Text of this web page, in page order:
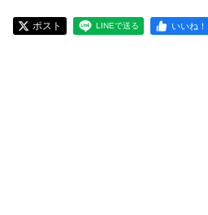
ポスト LINEで送る いいね！